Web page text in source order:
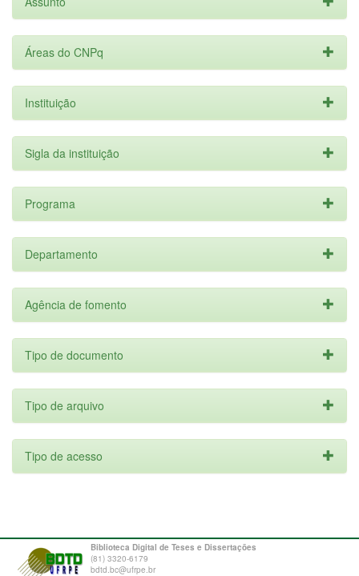
Áreas do CNPq
Instituição
Sigla da instituição
Programa
Departamento
Agência de fomento
Tipo de documento
Tipo de arquivo
Tipo de acesso
Biblioteca Digital de Teses e Dissertações
(81) 3320-6179
bdtd.bc@ufrpe.br